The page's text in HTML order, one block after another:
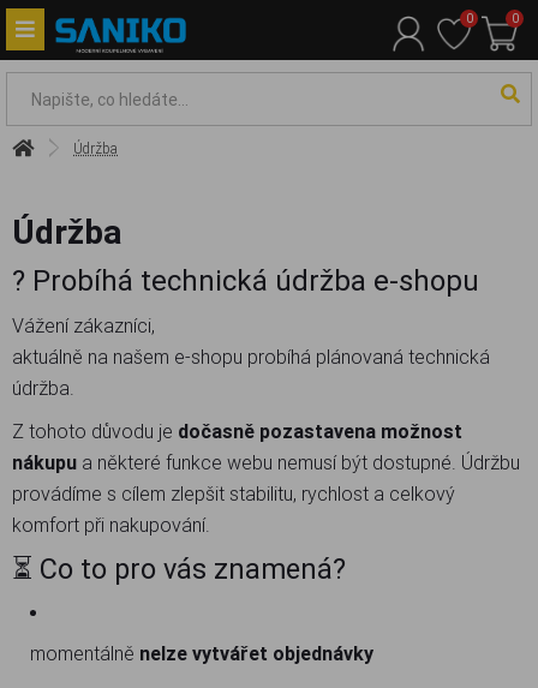
0 0
Údržba
Údržba
? Probíhá technická údržba e-shopu
Vážení zákazníci,
aktuálně na našem e-shopu probíhá plánovaná technická
údržba.
Z tohoto důvodu je dočasně pozastavena možnost
nákupu a některé funkce webu nemusí být dostupné. Údržbu
provádíme s cílem zlepšit stabilitu, rychlost a celkový
komfort při nakupování.
⏳ Co to pro vás znamená?
momentálně nelze vytvářet objednávky